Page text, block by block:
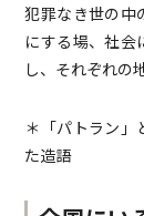
犯罪なき世の中
にする場、社会
し、それぞれの
＊「パトラン」
た造語